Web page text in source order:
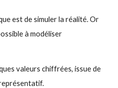
est de simuler la réalité. Or
à modéliser
valeurs chiffrées, issue de